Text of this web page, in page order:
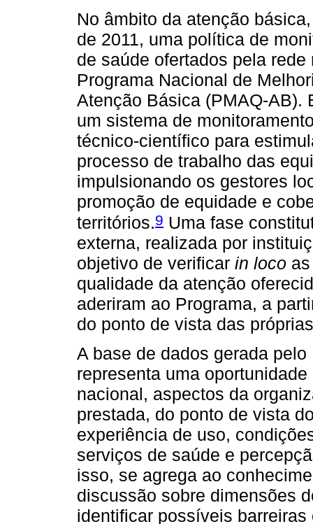
No âmbito da atenção
de 2011, uma política de
de saúde ofertados pela
Programa Nacional de
Atenção Básica (PMAQ-AB).
um sistema de
técnico-científico para
processo de trabalho das
impulsionando os gestores
promoção de equidade e
territórios.9 Uma fase
externa, realizada por
objetivo de verificar in loco
qualidade da atenção
aderiram ao Programa, a
do ponto de vista das
A base de dados gerada
representa uma
nacional, aspectos da
prestada, do ponto de vista
experiência de uso,
serviços de saúde e
isso, se agrega ao
discussão sobre dimensões
identificar possíveis